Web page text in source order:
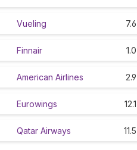
Vueling 7.6
Finnair 1.0
American Airlines 2.9
Eurowings 12.1
Qatar Airways 11.5